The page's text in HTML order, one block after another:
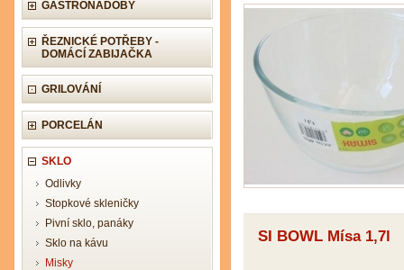
GASTRONÁDOBY
ŘEZNICKÉ POTŘEBY -
DOMÁCÍ ZABIJAČKA
GRILOVÁNÍ
PORCELÁN
SKLO
Odlivky
Stopkové skleničky
Pivní sklo, panáky
Sklo na kávu
Misky
SI BOWL Mísa 1,7l